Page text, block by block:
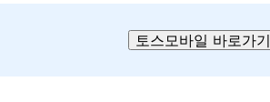
토스모바일 바로가기